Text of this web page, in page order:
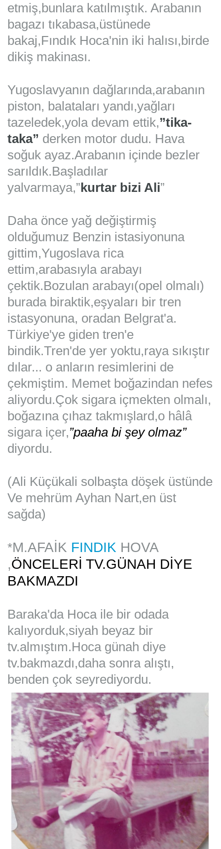
etmiş,bunlara katılmıştık. Arabanın
bagazı tıkabasa,üstünede
bakaj,Fındık Hoca'nin iki halısı,birde
dikiş makinası.
Yugoslavyanın dağlarında,arabanın
piston, balataları yandı,yağları
tazeledek,yola devam ettik,”tika-
taka” derken motor dudu. Hava
soğuk ayaz.Arabanın içinde bezler
sarıldık.Başladılar
yalvarmaya,”kurtar bizi Ali”
Daha önce yağ değiştirmiş
olduğumuz Benzin istasiyonuna
gittim,Yugoslava rica
ettim,arabasıyla arabayı
çektik.Bozulan arabayı(opel olmalı)
burada biraktik,eşyaları bir tren
istasyonuna, oradan Belgrat'a.
Türkiye'ye giden tren'e
bindik.Tren'de yer yoktu,raya sıkıştır
dılar... o anların resimlerini de
çekmiştim. Memet boğazindan nefes
aliyordu.Çok sigara içmekten olmalı,
boğazına çıhaz takmışlard,o hâlâ
sigara içer,”paaha bi şey olmaz”
diyordu.
(Ali Küçükali solbaşta döşek üstünde
Ve mehrüm Ayhan Nart,en üst
sağda)
*M.AFAİK FINDIK HOVA
,ÖNCELERİ TV.GÜNAH DİYE
BAKMAZDI
Baraka'da Hoca ile bir odada
kalıyorduk,siyah beyaz bir
tv.almıştım.Hoca günah diye
tv.bakmazdı,daha sonra alıştı,
benden çok seyrediyordu.